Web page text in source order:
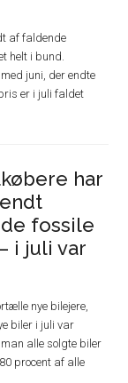
af faldende
helt i bund.
juni, der endte
er i juli faldet
har
fossile
i juli var
nye bilejere,
biler i juli var
alle solgte biler
procent af alle